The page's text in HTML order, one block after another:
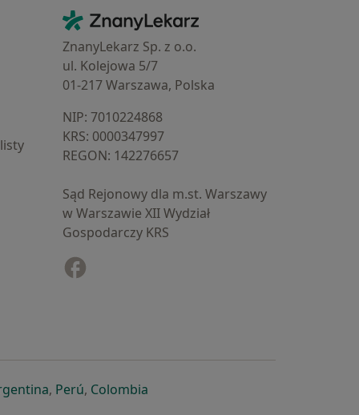
Kontakt
ZnanyLekarz - Strona główna
ZnanyLekarz Sp. z o.o.
ul. Kolejowa 5/7
01-217 Warszawa, Polska
NIP: ⁠7010224868
KRS: ⁠0000347997
REGON: ⁠142276657
Sąd Rejonowy dla m.st. Warszawy
w Warszawie XII Wydział
Gospodarczy KRS
karcie
w nowej karcie
się w nowej karcie
otwiera się w nowej karcie
, Perúotwiera się w nowej karcie
, Colombiaotwiera się w nowej karcie